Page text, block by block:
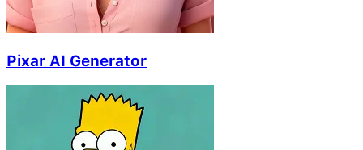
Pixar AI Generator